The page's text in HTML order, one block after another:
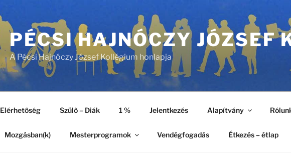
PÉCSI HAJNÓCZY JÓZSEF
A Pécsi Hajnóczy József Kollégium honlapja
Elérhetőség Szülő – Diák 1 % Jelentkezés Alapítvány
Mozgásban(k) Mesterprogramok Vendégfogadás Étkezés – étlap